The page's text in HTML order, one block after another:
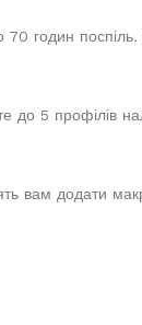
70 годин
до 5 профілів
вам додати